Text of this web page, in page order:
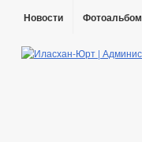
Новости Фотоальбом